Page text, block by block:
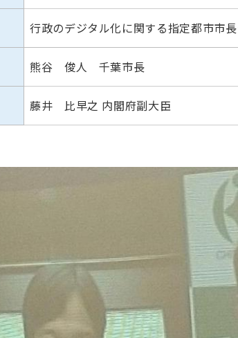
行政のデジタル化に関する指定都市市
熊谷 俊人 千葉市長
藤井 比早之 内閣府副大臣